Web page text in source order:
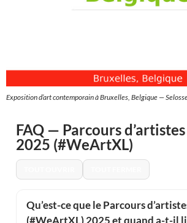
Exposition d’art contemporain à Bruxelles, Belgique —
FAQ — Parcours
2025 (#WeArtXL)
Qu’est-ce que le Parcours
(#WeArtXL) 2025 et quand a-t-il